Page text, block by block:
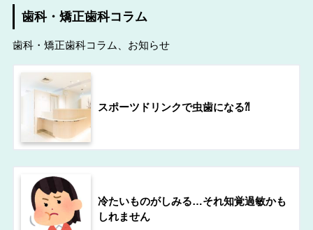
歯科・矯正歯科コラム
歯科・矯正歯科コラム、お知らせ
スポーツドリンクで虫歯になる⁈
冷たいものがしみる…それ知覚過敏かも
しれません